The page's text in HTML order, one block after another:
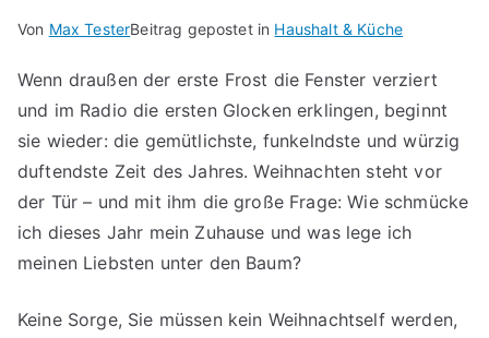
Von Max TesterBeitrag gepostet in Haushalt & Küche
Wenn draußen der erste Frost die Fenster verziert
und im Radio die ersten Glocken erklingen, beginnt
sie wieder: die gemütlichste, funkelndste und würzig
duftendste Zeit des Jahres. Weihnachten steht vor
der Tür – und mit ihm die große Frage: Wie schmücke
ich dieses Jahr mein Zuhause und was lege ich
meinen Liebsten unter den Baum?
Keine Sorge, Sie müssen kein Weihnachtself werden,